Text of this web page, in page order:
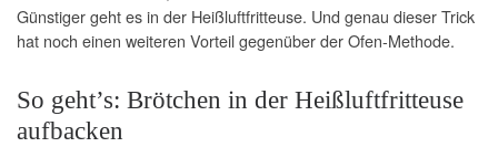
Günstiger geht es in der Heißluftfritteuse. Und genau dieser Trick
hat noch einen weiteren Vorteil gegenüber der Ofen-Methode.
So geht’s: Brötchen in der Heißluftfritteuse
aufbacken